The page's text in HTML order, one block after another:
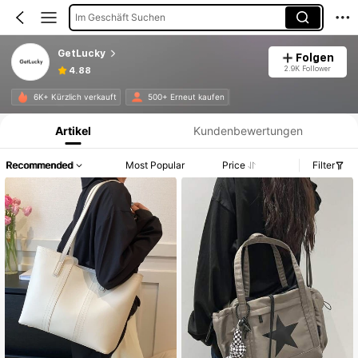
Im Geschäft Suchen
GetLucky
4.88
Folgen
2.9K Follower
6K+ Kürzlich verkauft 500+ Erneut kaufen
Produktinformation: Preisangabe, Verkaufs- und Lagerbestandsdetails.
Artikel Kundenbewertungen
Recommended Most Popular Price Filter